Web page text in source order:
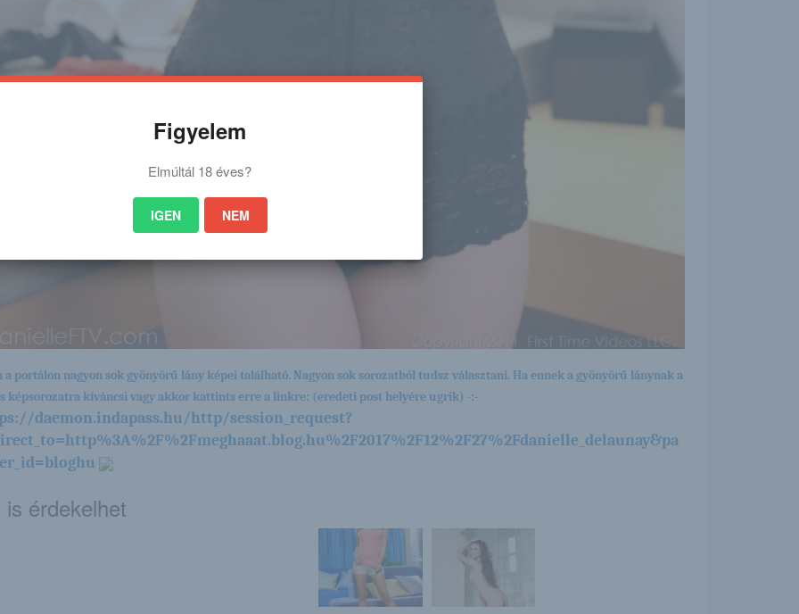
a portálon nagyon sok gyönyörű lány képei található. Nagyon sok sorozatból tudsz választani. Ha ennek a gyönyörű lánynak a
képsorozatra kíváncsi vagy akkor kattints erre a linkre: (eredeti post helyére ugrik) -:-
daemon.indapass.hu/http/session_request?
is érdekelhet
Figyelem
Elmúltál 18 éves?
IGEN NEM